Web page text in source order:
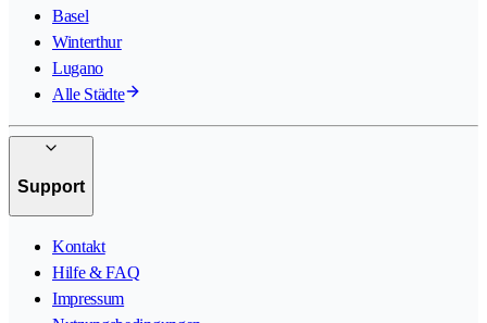
Basel
Winterthur
Lugano
Alle Städte
Support
Kontakt
Hilfe & FAQ
Impressum